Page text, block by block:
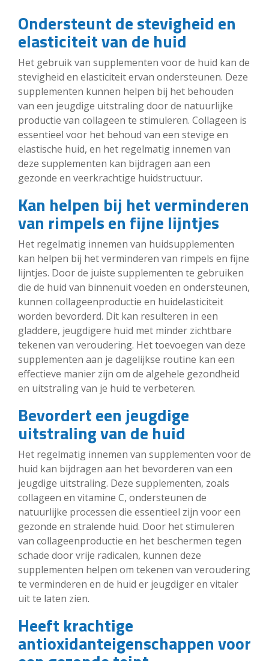
Ondersteunt de stevigheid en
elasticiteit van de huid
Het gebruik van supplementen voor de huid kan de
stevigheid en elasticiteit ervan ondersteunen. Deze
supplementen kunnen helpen bij het behouden
van een jeugdige uitstraling door de natuurlijke
productie van collageen te stimuleren. Collageen is
essentieel voor het behoud van een stevige en
elastische huid, en het regelmatig innemen van
deze supplementen kan bijdragen aan een
gezonde en veerkrachtige huidstructuur.
Kan helpen bij het verminderen
van rimpels en fijne lijntjes
Het regelmatig innemen van huidsupplementen
kan helpen bij het verminderen van rimpels en fijne
lijntjes. Door de juiste supplementen te gebruiken
die de huid van binnenuit voeden en ondersteunen,
kunnen collageenproductie en huidelasticiteit
worden bevorderd. Dit kan resulteren in een
gladdere, jeugdigere huid met minder zichtbare
tekenen van veroudering. Het toevoegen van deze
supplementen aan je dagelijkse routine kan een
effectieve manier zijn om de algehele gezondheid
en uitstraling van je huid te verbeteren.
Bevordert een jeugdige
uitstraling van de huid
Het regelmatig innemen van supplementen voor de
huid kan bijdragen aan het bevorderen van een
jeugdige uitstraling. Deze supplementen, zoals
collageen en vitamine C, ondersteunen de
natuurlijke processen die essentieel zijn voor een
gezonde en stralende huid. Door het stimuleren
van collageenproductie en het beschermen tegen
schade door vrije radicalen, kunnen deze
supplementen helpen om tekenen van veroudering
te verminderen en de huid er jeugdiger en vitaler
uit te laten zien.
Heeft krachtige
antioxidanteigenschappen voor